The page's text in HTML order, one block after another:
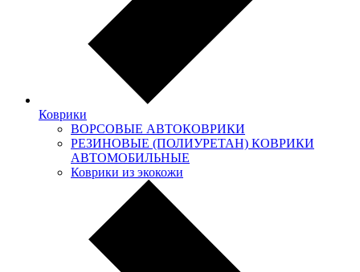
Коврики
ВОРСОВЫЕ АВТОКОВРИКИ
РЕЗИНОВЫЕ (ПОЛИУРЕТАН) КОВРИКИ
АВТОМОБИЛЬНЫЕ
Коврики из экокожи